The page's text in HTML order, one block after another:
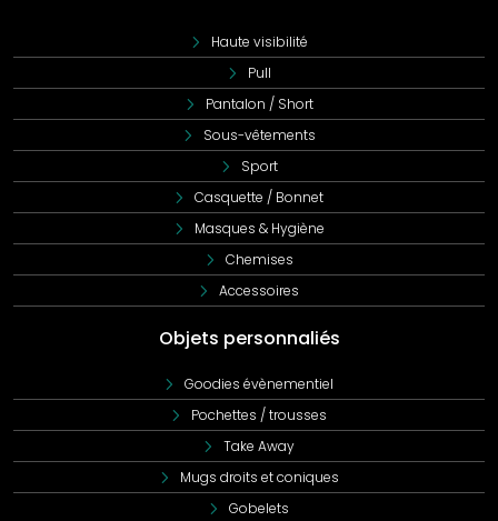
Haute visibilité
Pull
Pantalon / Short
Sous-vêtements
Sport
Casquette / Bonnet
Masques & Hygiène
Chemises
Accessoires
Objets personnaliés
Goodies évènementiel
Pochettes / trousses
Take Away
Mugs droits et coniques
Gobelets